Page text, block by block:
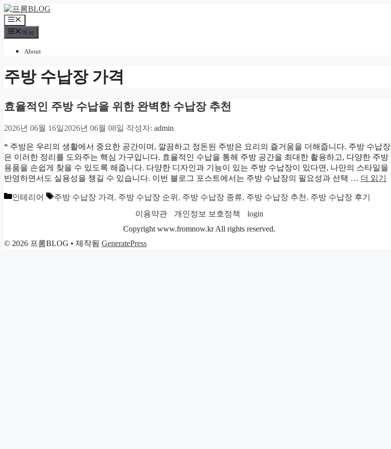
컨
텐
츠
로
뛰
기
메
뉴
메뉴
About
주방 수납장 가격
효율적인 주방 수납을 위한 완벽한 수납장 추천
2026년 06월 16일2026년 06월 08일 작성자: admin
* 주방은 우리의 생활에서 중요한 공간이며, 깔끔하고 정돈된 주방은 요리의 즐거움을 더해줍니다. 주방 수납장
은 이러한 정리를 도와주는 핵심 가구입니다. 효율적인 수납을 통해 주방 공간을 최대한 활용하고, 다양한 주방
용품을 손쉽게 찾을 수 있도록 해줍니다. 다양한 디자인과 기능이 있는 주방 수납장이 있다면, 나만의 스타일을
반영하면서도 실용성을 챙길 수 있습니다. 이번 블로그 포스트에서는 주방 수납장의 필요성과 선택 … 더 읽기
카
인테리어
태
주방 수납장 가격, 주방 수납장 순위 , 주방 수납장 종류, 주방 수납장 추천 , 주방 수납장 후기
이용약관
개인정보 보호정책
login
Copyright www.fromnow.kr All rights reserved.
© 2026 프롬BLOG • 제작됨 GeneratePress